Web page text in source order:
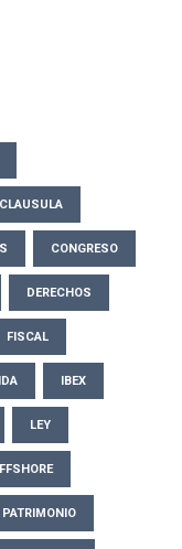
CLAUSULA
CONGRESO
DERECHOS
FISCAL
IBEX
LEY
PATRIMONIO